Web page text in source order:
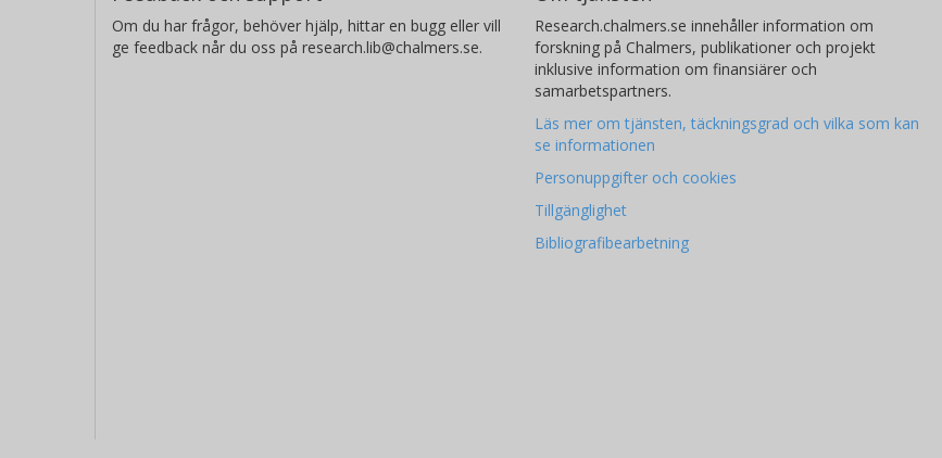
Om du har frågor, behöver hjälp, hittar en bugg eller vill
ge feedback når du oss på research.lib@chalmers.se.
Research.chalmers.se innehåller information om
forskning på Chalmers, publikationer och projekt
inklusive information om finansiärer och
samarbetspartners.
Läs mer om tjänsten, täckningsgrad och vilka som kan
se informationen
Personuppgifter och cookies
Tillgänglighet
Bibliografibearbetning